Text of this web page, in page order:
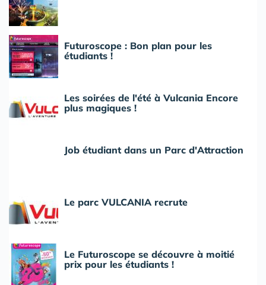
Futuroscope : Bon plan pour les
étudiants !
Les soirées de l'été à Vulcania Encore
plus magiques !
Job étudiant dans un Parc d'Attraction
Le parc VULCANIA recrute
Le Futuroscope se découvre à moitié
prix pour les étudiants !